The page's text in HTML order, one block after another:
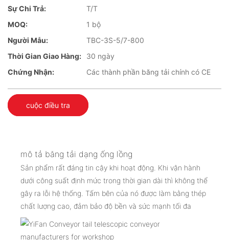
Sự Chi Trả:
T/T
MOQ:
1 bộ
Người Mẫu:
TBC-3S-5/7-800
Thời Gian Giao Hàng:
30 ngày
Chứng Nhận:
Các thành phần băng tải chính có CE
cuộc điều tra
mô tả băng tải dạng ống lồng
Sản phẩm rất đáng tin cậy khi hoạt động. Khi vận hành
dưới công suất định mức trong thời gian dài thì không thể
gây ra lỗi hệ thống. Tấm bên của nó được làm bằng thép
chất lượng cao, đảm bảo độ bền và sức mạnh tối đa